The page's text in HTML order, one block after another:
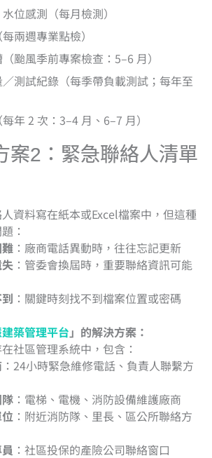
位感測（每月檢測）
兩週專業點檢）
颱風季前專案檢查：5–6 月）
測試紀錄（每季帶負載測試；每年至
年 2 次：3–4 月、6–7 月）
案2 ： 緊急聯絡人清單
資料寫在紙本或Excel檔案中，但這種
：
：廠商電話異動時，往往忘記更新
：管委會換屆時，重要聯絡資訊可能
：關鍵時刻找不到檔案位置或密碼
築管理平台 」的解決方案：
社區管理系統中，包含：
：24小時緊急維修電話、負責人聯繫方
：電梯、電機、消防設備維護廠商
：附近消防隊、里長、區公所聯絡方
：社區投保的產險公司聯絡窗口